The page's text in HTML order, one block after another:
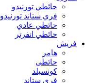
حائطي تورنيدو
فري ستاند تورنيدو
حائطي عادي
حائطي انفرتر
فريش
هامر
حائطى
كونسيلد
فري ستاند